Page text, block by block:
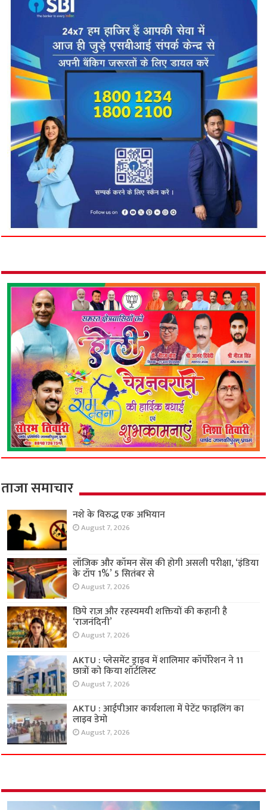
ताजा समाचार
नशे के विरुद्ध एक अभियान
August 7, 2026
लॉजिक और कॉमन सेंस की होगी असली परीक्षा, ‘इंडिया
के टॉप 1%’ 5 सितंबर से
August 7, 2026
छिपे राज़ और रहस्यमयी शक्तियों की कहानी है
‘राजनंदिनी’
August 7, 2026
AKTU : प्लेसमेंट ड्राइव में शालिमार कॉर्पोरेशन ने 11
छात्रों को किया शॉर्टलिस्ट
August 7, 2026
AKTU : आईपीआर कार्यशाला में पेटेंट फाइलिंग का
लाइव डेमो
August 7, 2026